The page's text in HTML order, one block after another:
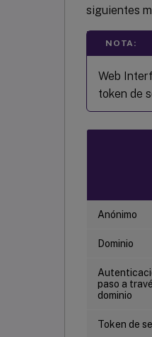
siguientes
NOTA:
Web
token de
Anónimo
Dominio
paso a
dominio
Token de